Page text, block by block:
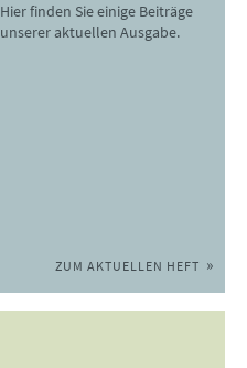
Hier finden Sie einige Beiträge
unserer aktuellen Ausgabe.
ZUM AKTUELLEN HEFT